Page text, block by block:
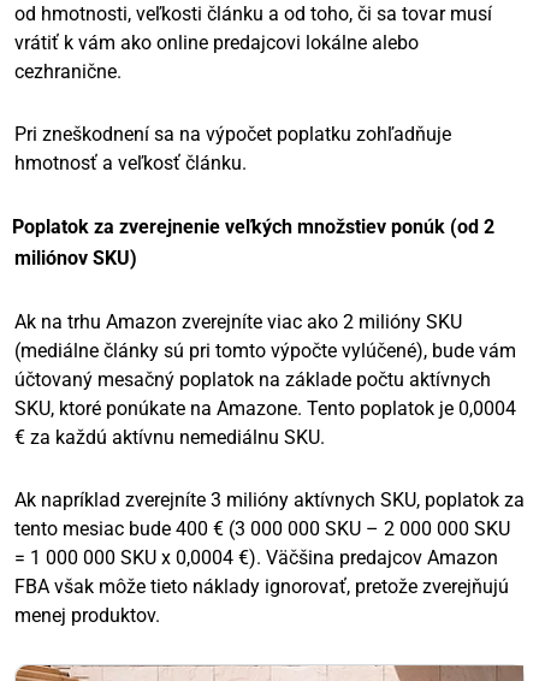
od hmotnosti, veľkosti článku a od toho, či sa tovar musí
vrátiť k vám ako online predajcovi lokálne alebo
cezhranične.
Pri zneškodnení sa na výpočet poplatku zohľadňuje
hmotnosť a veľkosť článku.
Poplatok za zverejnenie veľkých množstiev ponúk (od 2
miliónov SKU)
Ak na trhu Amazon zverejníte viac ako 2 milióny SKU
(mediálne články sú pri tomto výpočte vylúčené), bude vám
účtovaný mesačný poplatok na základe počtu aktívnych
SKU, ktoré ponúkate na Amazone. Tento poplatok je 0,0004
€ za každú aktívnu nemediálnu SKU.
Ak napríklad zverejníte 3 milióny aktívnych SKU, poplatok za
tento mesiac bude 400 € (3 000 000 SKU – 2 000 000 SKU
= 1 000 000 SKU x 0,0004 €). Väčšina predajcov Amazon
FBA však môže tieto náklady ignorovať, pretože zverejňujú
menej produktov.